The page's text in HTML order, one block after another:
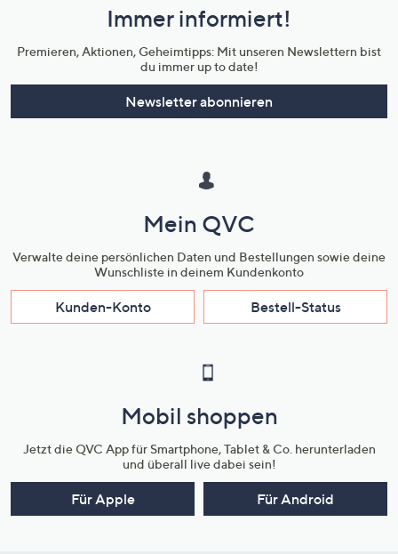
Unternehmensinformationen
Immer informiert!
Premieren, Aktionen, Geheimtipps: Mit unseren Newslettern bist
du immer up to date!
Newsletter abonnieren
Mein QVC
Verwalte deine persönlichen Daten und Bestellungen sowie deine
Wunschliste in deinem Kundenkonto
Kunden-Konto Bestell-Status
Mobil shoppen
Jetzt die QVC App für Smartphone, Tablet & Co. herunterladen
und überall live dabei sein!
Für Apple Für Android